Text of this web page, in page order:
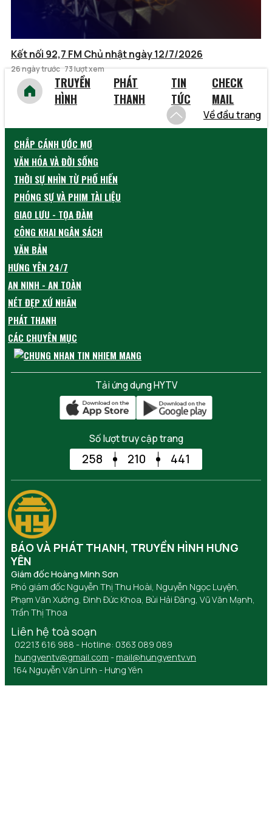
Kết nối 92,7 FM Chủ nhật ngày 12/7/2026
26 ngày trước 73 lượt xem
TRUYỀN
HÌNH
PHÁT
THANH
TIN
TỨC
CHECK
MAIL
Về đầu trang
CHẮP CÁNH ƯỚC MƠ
VĂN HÓA VÀ ĐỜI SỐNG
THỜI SỰ NHÌN TỪ PHỐ HIẾN
PHÓNG SỰ VÀ PHIM TÀI LIỆU
GIAO LƯU - TỌA ĐÀM
CÔNG KHAI NGÂN SÁCH
VĂN BẢN
HƯNG YÊN 24/7
AN NINH - AN TOÀN
NÉT ĐẸP XỨ NHÃN
PHÁT THANH
CÁC CHUYÊN MỤC
Tải ứng dụng HYTV
Số lượt truy cập trang
258 210 441
BÁO VÀ PHÁT THANH, TRUYỀN HÌNH HƯNG
YÊN
Giám đốc Hoàng Minh Sơn
Phó giám đốc Nguyễn Thị Thu Hoài, Nguyễn Ngọc Luyện,
Phạm Văn Xướng, Đinh Đức Khoa, Bùi Hải Đăng, Vũ Văn Mạnh,
Trần Thị Thoa
Liên hệ toà soạn
02213 616 988 - Hotline: 0363 089 089
hungyentv@gmail.com - mail@hungyentv.vn
164 Nguyễn Văn Linh - Hưng Yên